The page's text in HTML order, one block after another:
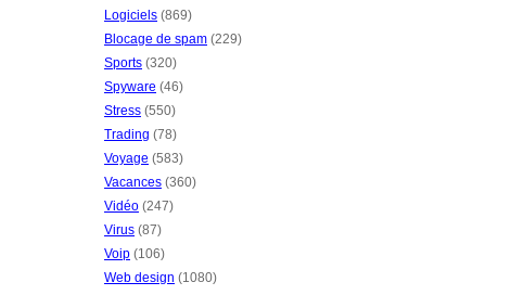
Logiciels (869)
Blocage de spam (229)
Sports (320)
Spyware (46)
Stress (550)
Trading (78)
Voyage (583)
Vacances (360)
Vidéo (247)
Virus (87)
Voip (106)
Web design (1080)